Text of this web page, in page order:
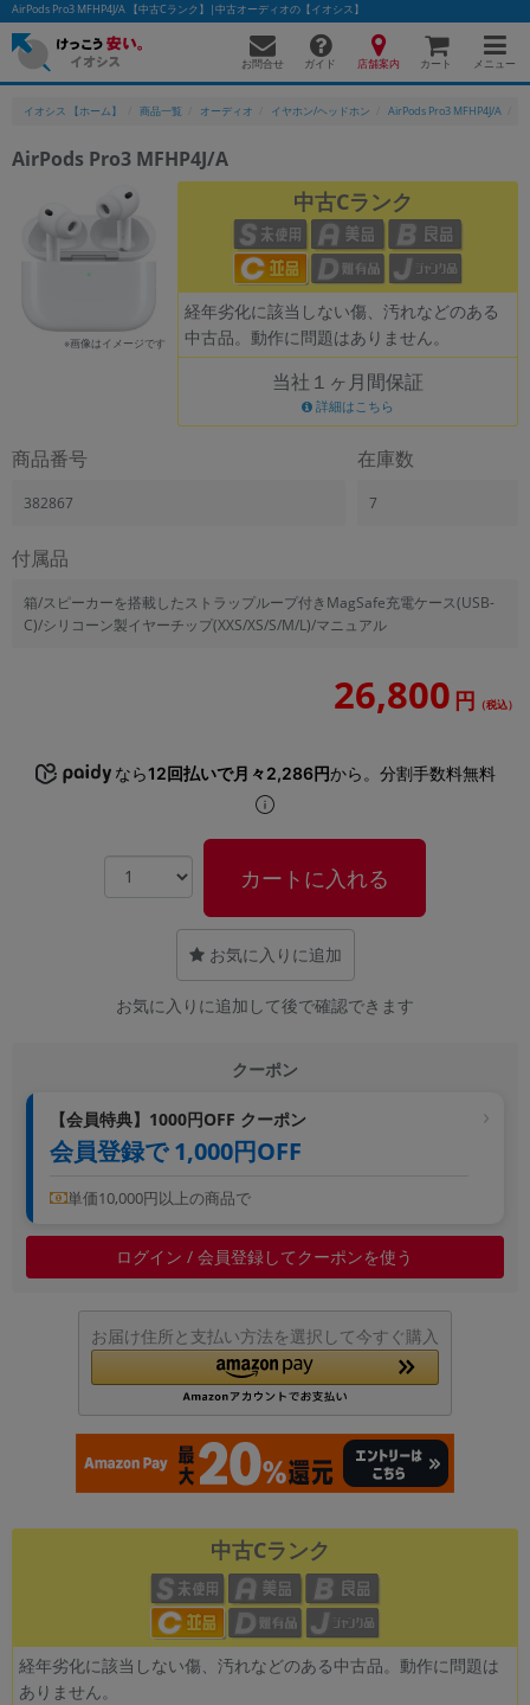
AirPods Pro3 MFHP4J/A 【中古Cランク】|中古オーディオの【イオシス】
お問合せ ガイド 店舗案内 カート メニュー
イオシス 【ホーム】 商品一覧 オーディオ イヤホン/ヘッドホン AirPods Pro3 MFHP4J/A
AirPods Pro3 MFHP4J/A
※画像はイメージです
中古Cランク
経年劣化に該当しない傷、汚れなどのある
中古品。動作に問題はありません。
当社１ヶ月間保証
詳細はこちら
商品番号
382867
在庫数
7
付属品
箱/スピーカーを搭載したストラップループ付きMagSafe充電ケース(USB-
C)/シリコーン製イヤーチップ(XXS/XS/S/M/L)/マニュアル
26,800 円 （税込）
なら12回払いで月々2,286円から。分割手数料無料
カートに入れる
お気に入りに追加
お気に入りに追加して後で確認できます
クーポン
【会員特典】1000円OFF クーポン
会員登録で 1,000円OFF
単価10,000円以上の商品で
ログイン / 会員登録してクーポンを使う
お届け住所と支払い方法を選択して今すぐ購入
中古Cランク
経年劣化に該当しない傷、汚れなどのある中古品。動作に問題は
ありません。
かんたんパソコン検索に切り替える
フリーワード
除外ワード
EliteBookMacBook
シリーズ
製造、販売メーカーの絞り込み
「Apple」「SONY」「SHARP」など
ドライブの絞り込み
容量
~
円 ～ 円
年 月 から
年 月 まで
各項目のチェックボックスは「or検索」となります。
ただし機能別のみ「and検索」となります。